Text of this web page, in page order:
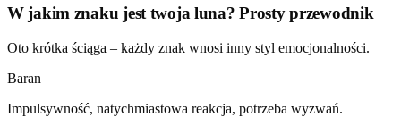
W jakim znaku jest twoja luna? Prosty przewodnik
Oto krótka ściąga – każdy znak wnosi inny styl emocjonalności.
Baran
Impulsywność, natychmiastowa reakcja, potrzeba wyzwań.